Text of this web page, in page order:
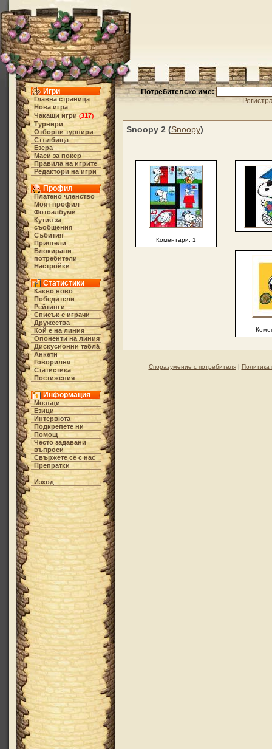
Игри
Главна страница
Нова игра
Чакащи игри (317)
Турнири
Отборни турнири
Стълбища
Езера
Маси за покер
Правила на игрите
Редактори на игри
Профил
Платено членство
Моят профил
Фотоалбуми
Кутия за
съобщения
Събития
Приятели
Блокирани
потребители
Настройки
Статистики
Какво ново
Победители
Рейтинги
Списък с играчи
Дружества
Кой е на линия
Опоненти на линия
Дискусионни табла́
Анкети
Говорилня
Статистика
Постижения
Информация
Мозъци
Езици
Интервюта
Подкрепете ни
Помощ
Често задавани
въпроси
Свържете се с нас
Препратки
Изход
Потребителско име:
Snoopy 2 (Snoopy)
Коментари: 1
Споразумение с потребителя| Политика